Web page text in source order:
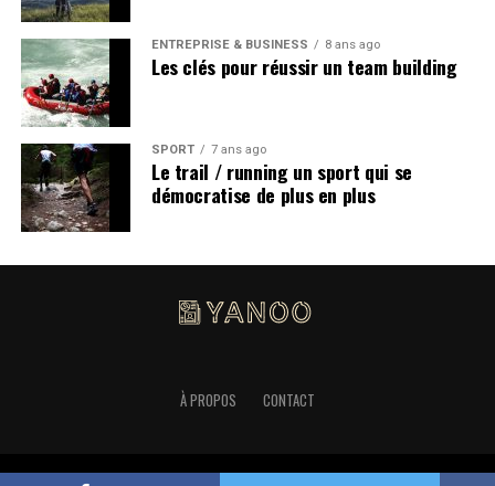
ENTREPRISE & BUSINESS 8 ans ago
Les clés pour réussir un team building
SPORT 7 ans ago
Le trail / running un sport qui se
démocratise de plus en plus
À PROPOS CONTACT